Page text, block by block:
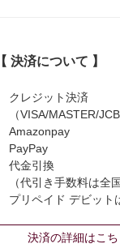
【 決済について 】
クレジット決済
（VISA/MASTER/
Amazonpay
PayPay
代金引換
（代引き手数料は全
プリペイド デビット
決済の詳細はこち